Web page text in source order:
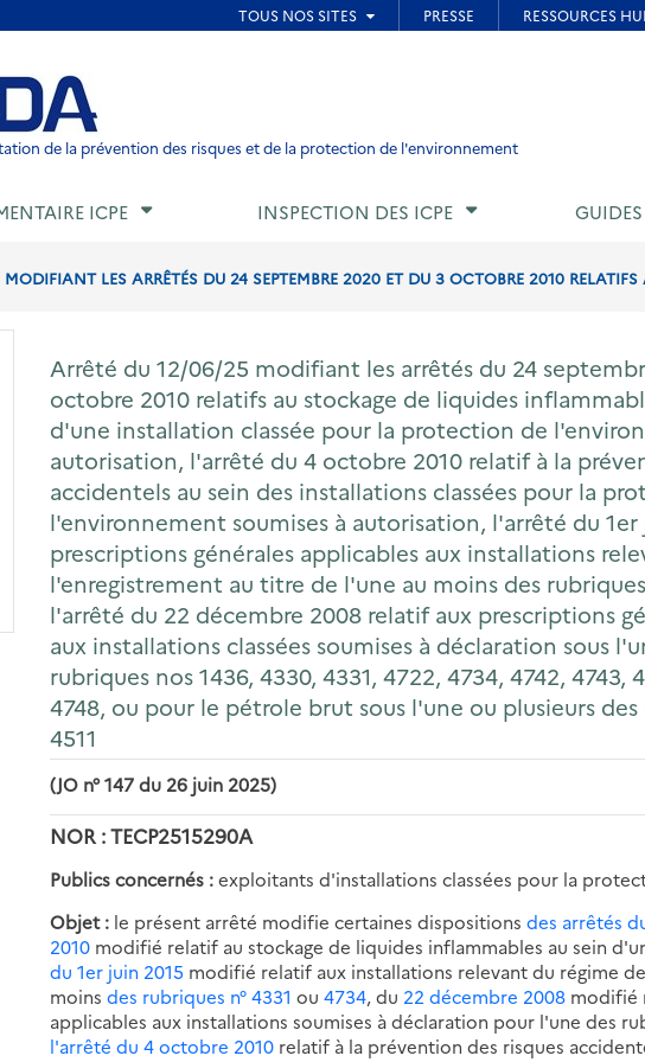
de page
de la prévention des risques et de la protection de l'environnement
ICPE INSPECTION DES ICPE GUIDES
LES ARRÊTÉS DU 24 SEPTEMBRE 2020 ET DU 3 OCTOBRE 2010 RELATIFS
Arrêté du 12/06/25 modifiant les arrêtés du 24
octobre 2010 relatifs au stockage de liquides
d'une installation classée pour la protection de
autorisation, l'arrêté du 4 octobre 2010 relatif à la
accidentels au sein des installations classées pour la
l'environnement soumises à autorisation, l'arrêté du 1er
prescriptions générales applicables aux installations
l'enregistrement au titre de l'une au moins des
l'arrêté du 22 décembre 2008 relatif aux prescriptions
aux installations classées soumises à déclaration sous
rubriques nos 1436, 4330, 4331, 4722, 4734, 4742, 4743,
4748, ou pour le pétrole brut sous l'une ou plusieurs
4511
(JO n° 147 du 26 juin 2025)
NOR : TECP2515290A
Publics concernés :exploitants d'installations classées pour la
Objet : le présent arrêté modifie certaines dispositionsdes arrêtés
2010 modifié relatif au stockage de liquides inflammables au sein
du 1er juin 2015 modifié relatif aux installations relevant du régime
moinsdes rubriques n° 4331 ou4734, du 22 décembre 2008 modifié
applicables aux installations soumises à déclaration pour l'une des
l'arrêté du 4 octobre 2010 relatif à la prévention des risques